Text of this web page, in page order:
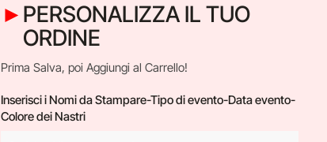
PERSONALIZZA IL TUO
ORDINE
Prima Salva, poi Aggiungi al Carrello!
Inserisci i Nomi da Stampare-Tipo di evento-Data evento-
Colore dei Nastri